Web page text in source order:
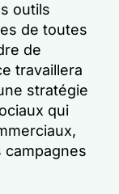
outils
de toutes
de
travaillera
stratégie
qui